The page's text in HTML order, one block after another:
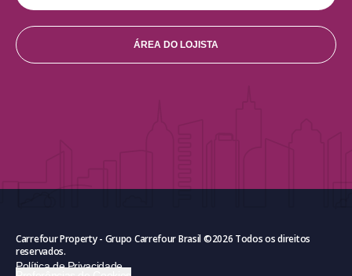
ÁREA DO LOJISTA
Carrefour Property - Grupo Carrefour Brasil ©2026 Todos os direitos
reservados.
Política de Privacidade